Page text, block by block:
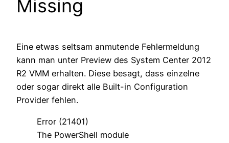
Missing
Eine etwas seltsam anmutende Fehlermeldung
kann man unter Preview des System Center 2012
R2 VMM erhalten. Diese besagt, dass einzelne
oder sogar direkt alle Built-in Configuration
Provider fehlen.
Error (21401)
The PowerShell module